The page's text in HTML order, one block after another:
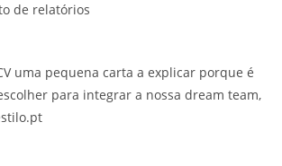
de relatórios
uma pequena carta a explicar porque é
para integrar a nossa dream team,